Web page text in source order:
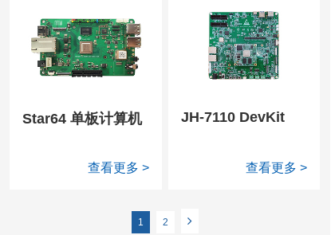
Star64 单板计算机
查看更多 >
JH-7110 DevKit
查看更多 >
1 2